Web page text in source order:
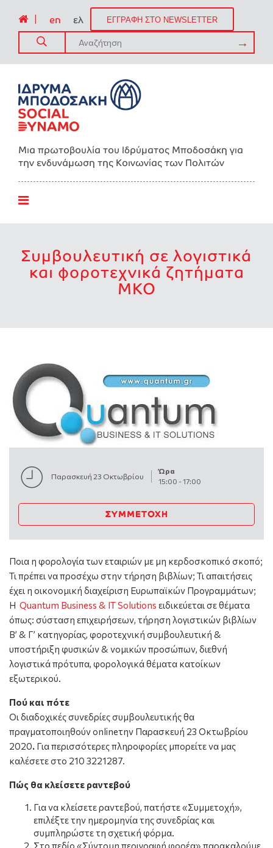
en ελ ΕΓΓΡΑΦΗ ΣΤΟ NEWSLETTER
Μια πρωτοβουλία του Ιδρύματος Μποδοσάκη για
την ενδυνάμωση της Kοινωνίας των Πολιτών
Συμβουλευτική σε λογιστικά
και φοροτεχνικά ζητήματα
ΜΚΟ
Παρασκευή 23 Οκτωβρίου
Ώρα
15:00 -17:00
ΣΥΜΜΕΤΟΧΉ
Ποια η φορολογία των εταιριών με μη κερδοσκοπικό σκοπό;
Τι πρέπει να προσέχω στην τήρηση βιβλίων; Τι απαιτήσεις
έχει η οικονομική διαχείριση Ευρωπαϊκών Προγραμμάτων;
Η Quantum Business & IT Solutions ειδικεύεται σε θέματα
όπως: σύσταση επιχειρήσεων, τήρηση λογιστικών βιβλίων
Β’ & Γ’ κατηγορίας, φοροτεχνική συμβουλευτική &
υποστήριξη φυσικών & νομικών προσώπων, διεθνή
λογιστικά πρότυπα, φορολογικά θέματα κατοίκων
εξωτερικού.
Πού και πότε
Οι διαδοχικές συνεδρίες συμβουλευτικής θα
πραγματοποιηθούν onlineτην Παρασκευή 23 Οκτωβρίου
2020. Για περισσότερες πληροφορίες μπορείτε να μας
καλέσετε στο 210 3221287.
Πώς θα κλείσετε ραντεβού
Για να κλείσετε ραντεβού, πατήστε «Συμμετοχή»,
επιλέξτε την ημερομηνία της συνεδρίας και
συμπληρώστε τη σχετική φόρμα.
Στο πεδίο «Σύντομη περιγραφή φορέα» παρακαλούμε